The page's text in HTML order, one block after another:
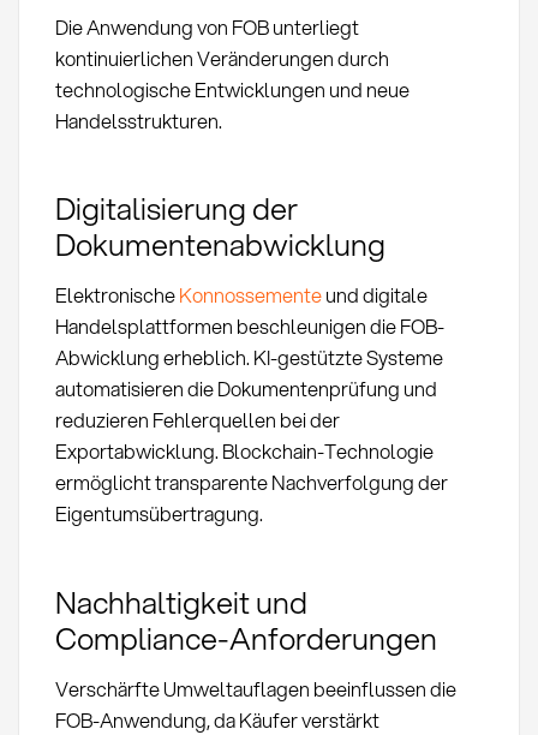
Die Anwendung von FOB unterliegt
kontinuierlichen Veränderungen durch
technologische Entwicklungen und neue
Handelsstrukturen.
Digitalisierung der
Dokumentenabwicklung
ElektronischeKonnossementeund digitale
Handelsplattformen beschleunigen die FOB-
Abwicklung erheblich. KI-gestützte Systeme
automatisieren die Dokumentenprüfung und
reduzieren Fehlerquellen bei der
Exportabwicklung. Blockchain-Technologie
ermöglicht transparente Nachverfolgung der
Eigentumsübertragung.
Nachhaltigkeit und
Compliance-Anforderungen
Verschärfte Umweltauflagen beeinflussen die
FOB-Anwendung, da Käufer verstärkt